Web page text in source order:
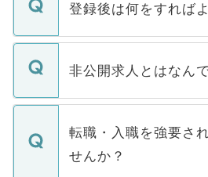
登録後は何をすれば
ご登録いただきました
登録内容を確認し、そ
ます。通常、5営業日以
いただきますので、し
非公開求人とはなん
マイナビDOCTORで取
うち約3割は、Webサ
けない「非公開求人」
下記の理由によって、
転職・入職を強要さ
せんか？